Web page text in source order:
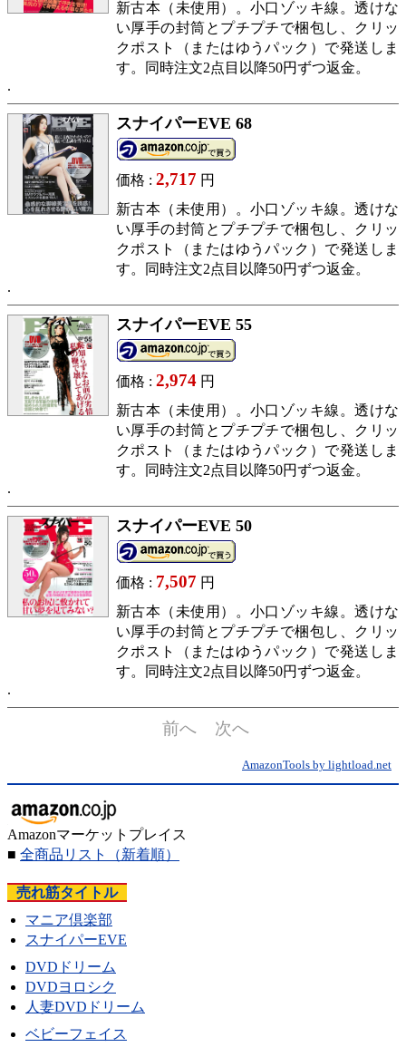
新古本（未使用）。小口ゾッキ線。透けな
い厚手の封筒とプチプチで梱包し、クリッ
クポスト（またはゆうパック）で発送しま
す。同時注文2点目以降50円ずつ返金。
スナイパーEVE 68
価格 : 2,717 円
新古本（未使用）。小口ゾッキ線。透けな
い厚手の封筒とプチプチで梱包し、クリッ
クポスト（またはゆうパック）で発送しま
す。同時注文2点目以降50円ずつ返金。
スナイパーEVE 55
価格 : 2,974 円
新古本（未使用）。小口ゾッキ線。透けな
い厚手の封筒とプチプチで梱包し、クリッ
クポスト（またはゆうパック）で発送しま
す。同時注文2点目以降50円ずつ返金。
スナイパーEVE 50
価格 : 7,507 円
新古本（未使用）。小口ゾッキ線。透けな
い厚手の封筒とプチプチで梱包し、クリッ
クポスト（またはゆうパック）で発送しま
す。同時注文2点目以降50円ずつ返金。
前へ 次へ
AmazonTools by lightload.net
Amazonマーケットプレイス
■ 全商品リスト （新着順）
売れ筋タイトル
マニア倶楽部
スナイパーEVE
DVDドリーム
DVDヨロシク
人妻DVDドリーム
ベビーフェイス